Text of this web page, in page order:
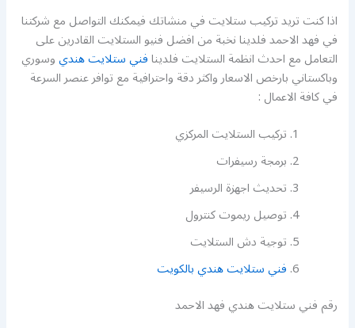
اذا كنت تريد تركيب ستلايت في منشاتك فيمكنك التواصل مع شركتنا
في فهد الاحمد فلدينا نخبة من افضل فنيو الستلايت القادرين على
التعامل مع احدث انظمة الستلايت فلدينافني ستلايت هنديوسوري
وباكستاني بارخص الاسعار واكثر دقة واحترافية مع توافر عنصر السرعة
في كافة الاعمال :
تركيب الستلايت المركزي
برمجة رسيفرات
تحديث اجهزة الرسيفر
توصيل ريموت كنترول
توجية دش الستلايت
فني ستلايت هندي بالكويت
رقم فني ستلايت هندي فهد الاحمد